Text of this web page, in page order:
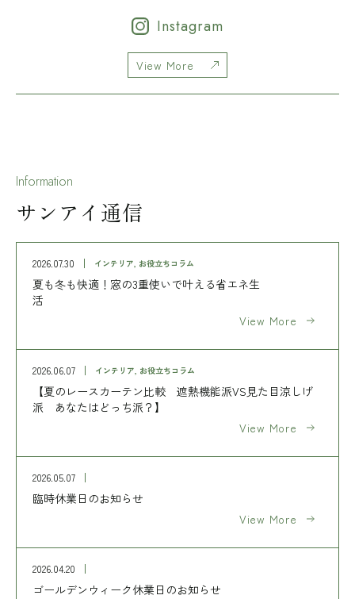
Instagram
View More
Information
サンアイ通信
2026.07.30 インテリア, お役立ちコラム
夏も冬も快適！窓の3重使いで叶える省エネ生
活
View More
2026.06.07 インテリア, お役立ちコラム
【夏のレースカーテン比較 遮熱機能派VS見た目涼しげ
派 あなたはどっち派？】
View More
2026.05.07
臨時休業日のお知らせ
View More
2026.04.20
ゴールデンウィーク休業日のお知らせ